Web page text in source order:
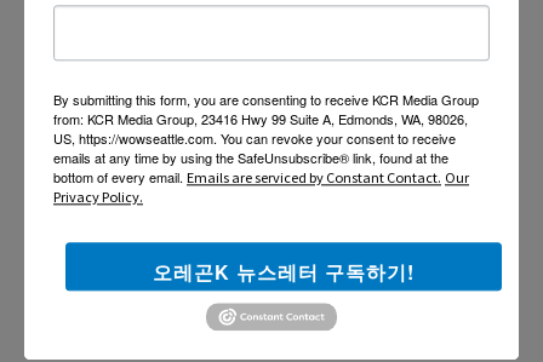
By submitting this form, you are consenting to receive KCR Media Group
from: KCR Media Group, 23416 Hwy 99 Suite A, Edmonds, WA, 98026,
US, https://wowseattle.com. You can revoke your consent to receive
emails at any time by using the SafeUnsubscribe® link, found at the
bottom of every email. Emails are serviced by Constant Contact. Our
Privacy Policy.
오레곤K 뉴스레터 구독하기!